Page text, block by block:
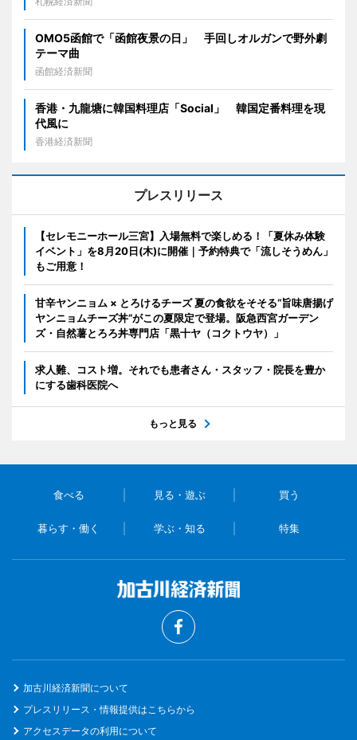
OMO5函館で「函館夜景の日」 手回しオルガンで野外劇
テーマ曲
函館経済新聞
香港・九龍塘に韓国料理店「Social」 韓国定番料理を現
代風に
香港経済新聞
プレスリリース
【セレモニーホール三宮】入場無料で楽しめる！「夏休み体験
イベント」を8月20日(木)に開催｜予約特典で「流しそうめん」
もご用意！
甘辛ヤンニョム × とろけるチーズ 夏の食欲をそそる“旨味唐揚げ
ヤンニョムチーズ丼”がこの夏限定で登場。阪急西宮ガーデン
ズ・自然薯とろろ丼専門店「黒十ヤ（コクトウヤ）」
求人難、コスト増。それでも患者さん・スタッフ・院長を豊か
にする歯科医院へ
もっと見る
食べる 見る・遊ぶ 買う
暮らす・働く 学ぶ・知る 特集
加古川経済新聞について
プレスリリース・情報提供はこちらから
アクセスデータの利用について